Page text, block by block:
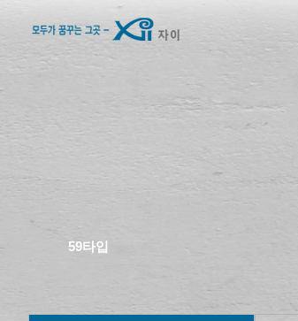
59타입